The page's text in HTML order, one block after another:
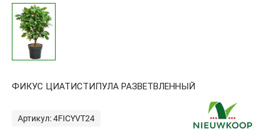
ФИКУС ЦИАТИСТИПУЛА РАЗВЕТВЛЕННЫЙ
Артикул: 4FICYVT24